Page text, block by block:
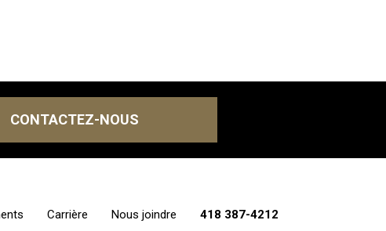
CONTACTEZ-NOUS
Carrière Nous joindre 418 387-4212